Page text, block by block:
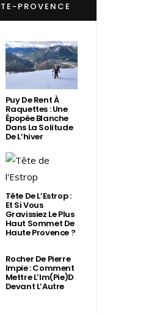
PROVENCE
Puy De Rent À
Raquettes : Une
Épopée Blanche
Dans La Solitude
De L’hiver
Tête De L’Estrop :
Et Si Vous
Gravissiez Le Plus
Haut Sommet De
Haute Provence ?
Rocher De Pierre
Impie : Comment
Mettre L’Im(Pie)d
Devant L’Autre